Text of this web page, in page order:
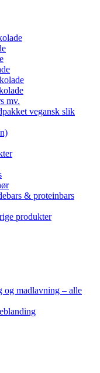
mv.
vegansk slik
& proteinbars
produkter
og madlavning – alle